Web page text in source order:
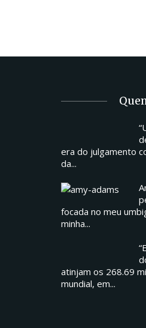
era do julgamento
da...
focada no meu
minha...
atinjam os 268.69
mundial, em...